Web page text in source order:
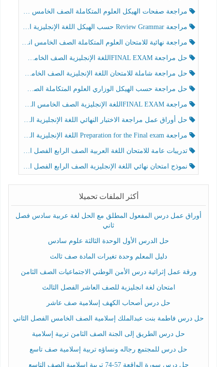
مراجعة صفحات الهيكل العلوم المتكاملة الصف الخامس انسبير الفصل الثالث
مراجعة Review Grammar حسب الهيكل اللغة الإنجليزية الصف الخامس الفصل الثالث
مراجعة نهائية للامتحان العلوم المتكاملة الصف الخامس انسبير الفصل الثالث
حل مراجعة FINAL EXAMاللغة الإنجليزية الصف الخامس الفصل الثالث
حل مراجعة شاملة للامتحان اللغة الإنجليزية الصف الخامس الفصل الثالث
حل مراجعة حسب الهيكل الوزاري العلوم المتكاملة الصف الخامس عام الفصل الثالث
مراجعة FINAL EXAMاللغة الإنجليزية الصف الخامس الفصل الثالث
حل أوراق عمل مراجعة الاختبار النهائي اللغة الإنجليزية الصف الرابع الفصل الثالث
مراجعة Preparation for the Final exam اللغة الإنجليزية الصف الرابع الفصل الثالث
تدريبات عامة للامتحان اللغة العربية الصف الرابع الفصل الثالث
نموذج امتحان نهائي اللغة الإنجليزية الصف الرابع الفصل الثالث
أكثر الملفات تحميلا
أوراق عمل درس المفعول المطلق مع الحل لغة عربية سادس فصل
ثاني
حل الدرس الأول الوحدة الثالثة علوم سادس
دليل المعلم وحدة تغيرات المادة صف ثالث
ورقة عمل إثرائية درس الأمن الوطني الاجتماعيات الصف الثامن
امتحان لغة انجليزية للصف العاشر الفصل الثالث
حل درس أصحاب الكهف إسلامية صف عاشر
حل درس فاطمة بنت عبدالملك إسلامية الصف الخامس الفصل الثاني
حل درس الطريق إلى الجنة الصف الثامن تربية إسلامية
حل درس للمجتمع رجاله ونساؤه تربية إسلامية صف تاسع
حل درس سورة الواقعة 57-74 تربية اسلامية الصف التاسع